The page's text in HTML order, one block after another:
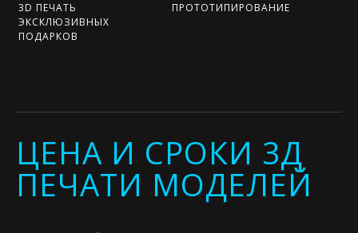
3D ПЕЧАТЬ
ЭКСКЛЮЗИВНЫХ
ПОДАРКОВ
ПРОТОТИПИРОВАНИЕ
ЦЕНА И СРОКИ 3Д
ПЕЧАТИ МОДЕЛЕЙ